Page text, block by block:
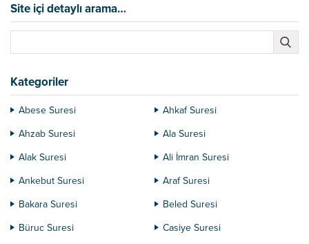
ediyordu. “Biz sana Kuran’ı
insanlara açıklayasın diye indirdik.”
Peygamber efendimizin vefatından
Site içi detaylı arama…
Kategoriler
Abese Suresi
Ahkaf Suresi
Ahzab Suresi
Ala Suresi
Alak Suresi
Ali İmran Suresi
Ankebut Suresi
Araf Suresi
Bakara Suresi
Beled Suresi
Büruc Suresi
Casiye Suresi